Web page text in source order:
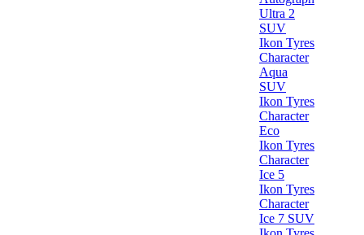
Ultra 2
SUV
Ikon Tyres
Character
Aqua
SUV
Ikon Tyres
Character
Eco
Ikon Tyres
Character
Ice 5
Ikon Tyres
Character
Ice 7 SUV